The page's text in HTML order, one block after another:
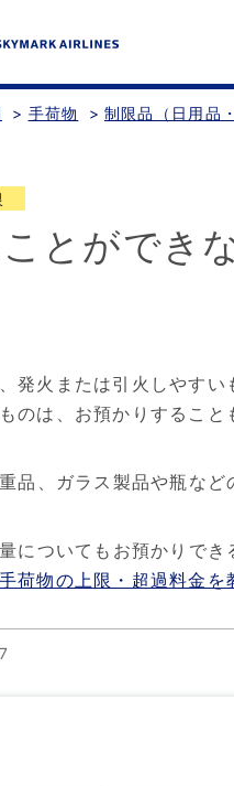
> 手荷物 > 制限品（日用品
とができ
発火または引火しやす
のは、お預かりするこ
品、ガラス製品や瓶な
についてもお預かりで
荷物の上限・超過料金を